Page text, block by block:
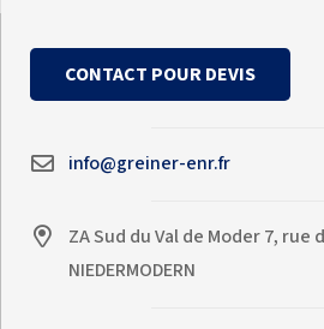
CONTACT POUR DEVIS
info@greiner-enr.fr
ZA Sud du Val de Moder 7, rue
NIEDERMODERN